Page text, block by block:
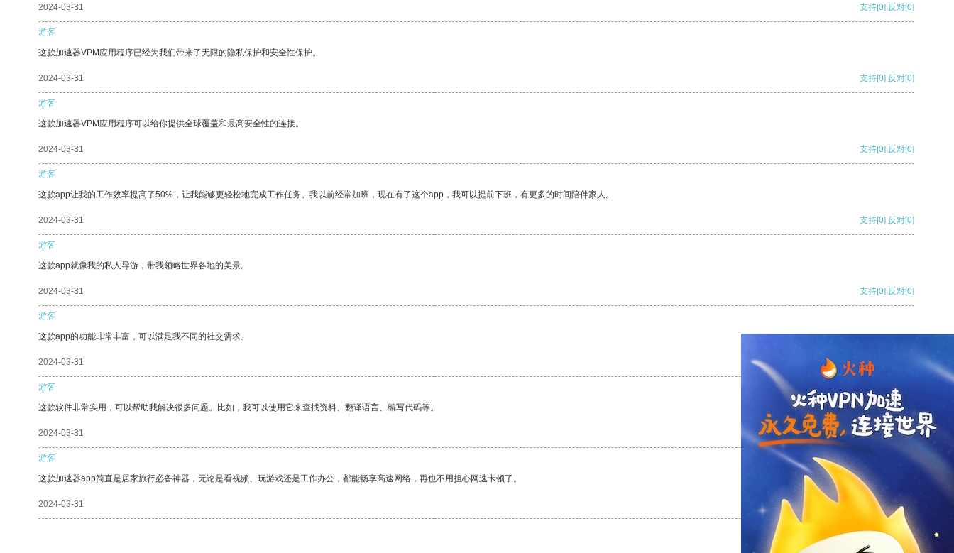
2024-03-31 支持[0] 反对[0]
游客
这款加速器VPM应用程序已经为我们带来了无限的隐私保护和安全性保护。
2024-03-31 支持[0] 反对[0]
游客
这款加速器VPM应用程序可以给你提供全球覆盖和最高安全性的连接。
2024-03-31 支持[0] 反对[0]
游客
这款app让我的工作效率提高了50%，让我能够更轻松地完成工作任务。我以前经常加班，现在有了这个app，我可以提前下班，有更多的时间陪伴家人。
2024-03-31 支持[0] 反对[0]
游客
这款app就像我的私人导游，带我领略世界各地的美景。
2024-03-31 支持[0] 反对[0]
游客
这款app的功能非常丰富，可以满足我不同的社交需求。
2024-03-31 支持
游客
这款软件非常实用，可以帮助我解决很多问题。比如，我可以使用它来查找资料、翻译语言、编写代码等。
2024-03-31 支持[0] 反对[0]
游客
这款加速器app简直是居家旅行必备神器，无论是看视频、玩游戏还是工作办公，都能畅享高速网络，再也不用担心网速卡顿了。
2024-03-31 支持[0] 反对[0]